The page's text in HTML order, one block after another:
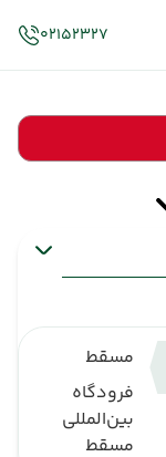
02152327
مسقط
فرودگاه
بین‌المللی
مسقط